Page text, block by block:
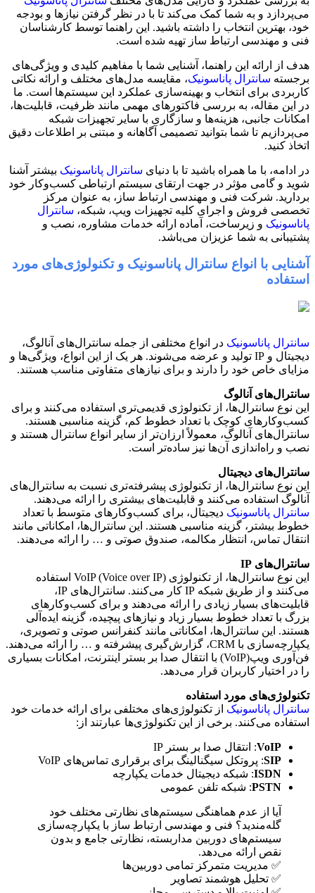
می‌پردازد و به شما کمک می‌کند تا با در نظر گرفتن نیازها و بودجه
خود، بهترین انتخاب را داشته باشید. این راهنما توسط کارشناسان
فنی و مهندسی ارتباط ساز تهیه شده است.
هدف از ارائه این راهنما، آشنایی شما با مفاهیم کلیدی و ویژگی‌های
برجسته سانترال پاناسونیک، مقایسه مدل‌های مختلف و ارائه نکاتی
کاربردی برای انتخاب و بهینه‌سازی عملکرد این سیستم‌ها است. ما
در این مقاله، به بررسی فاکتورهای مهمی مانند ظرفیت، قابلیت‌ها،
امکانات جانبی، هزینه‌ها و سازگاری با سایر تجهیزات شبکه
می‌پردازیم تا شما بتوانید تصمیمی آگاهانه و مبتنی بر اطلاعات دقیق
اتخاذ کنید.
در ادامه، با ما همراه باشید تا با دنیای سانترال پاناسونیک بیشتر آشنا
شوید و گامی مؤثر در جهت ارتقای سیستم ارتباطی کسب‌وکار خود
بردارید. شرکت فنی و مهندسی ارتباط ساز، به عنوان مرکز
تخصصی فروش و اجرای کلیه تجهیزات ویپ، شبکه، سانترال
پاناسونیک و زیرساخت، آماده ارائه خدمات مشاوره، نصب و
پشتیبانی به شما عزیزان می‌باشد.
آشنایی با انواع سانترال پاناسونیک و تکنولوژی‌های مورد
استفاده
سانترال پاناسونیک در انواع مختلفی از جمله سانترال‌های آنالوگ،
دیجیتال و IP تولید و عرضه می‌شوند. هر یک از این انواع، ویژگی‌ها و
مزایای خاص خود را دارند و برای نیازهای متفاوتی مناسب هستند.
سانترال‌های آنالوگ
این نوع سانترال‌ها، از تکنولوژی قدیمی‌تری استفاده می‌کنند و برای
کسب‌وکارهای کوچک با تعداد خطوط کم، گزینه مناسبی هستند.
سانترال‌های آنالوگ، معمولاً ارزان‌تر از سایر انواع سانترال هستند و
نصب و راه‌اندازی آن‌ها نیز ساده‌تر است.
سانترال‌های دیجیتال
این نوع سانترال‌ها، از تکنولوژی پیشرفته‌تری نسبت به سانترال‌های
آنالوگ استفاده می‌کنند و قابلیت‌های بیشتری را ارائه می‌دهند.
سانترال پاناسونیک دیجیتال، برای کسب‌وکارهای متوسط با تعداد
خطوط بیشتر، گزینه مناسبی هستند. این سانترال‌ها، امکاناتی مانند
انتقال تماس، انتظار مکالمه، صندوق صوتی و … را ارائه می‌دهند.
سانترال‌های IP
این نوع سانترال‌ها، از تکنولوژی VoIP (Voice over IP) استفاده
می‌کنند و از طریق شبکه IP کار می‌کنند. سانترال‌های IP،
قابلیت‌های بسیار زیادی را ارائه می‌دهند و برای کسب‌وکارهای
بزرگ با تعداد خطوط بسیار زیاد و نیازهای پیچیده، گزینه ایده‌آلی
هستند. این سانترال‌ها، امکاناتی مانند کنفرانس صوتی و تصویری،
یکپارچه‌سازی با CRM، گزارش‌گیری پیشرفته و … را ارائه می‌دهند.
فن‌آوری ویپ(VoIP) با انتقال صدا بر بستر اینترنت، امکانات بسیاری
را در اختیار کاربران قرار می‌دهد.
تکنولوژی‌های مورد استفاده
سانترال پاناسونیک از تکنولوژی‌های مختلفی برای ارائه خدمات خود
استفاده می‌کنند. برخی از این تکنولوژی‌ها عبارتند از:
VoIP: انتقال صدا بر بستر IP
SIP: پروتکل سیگنالینگ برای برقراری تماس‌های VoIP
ISDN: شبکه دیجیتال خدمات یکپارچه
PSTN: شبکه تلفن عمومی
آیا از عدم هماهنگی سیستم‌های نظارتی مختلف خود
گله‌مندید؟ فنی و مهندسی ارتباط ساز با یکپارچه‌سازی
سیستم‌های دوربین مداربسته، نظارتی جامع و بدون
نقص ارائه می‌دهد.
✅ مدیریت متمرکز تمامی دوربین‌ها
✅ تحلیل هوشمند تصاویر